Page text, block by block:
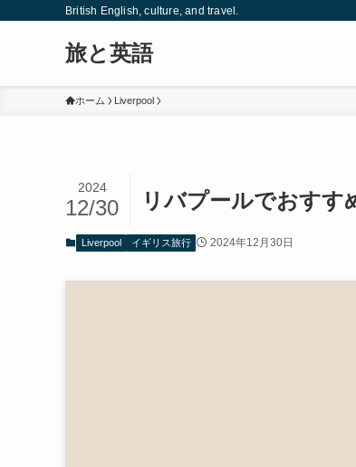
British English, culture, and travel.
旅と英語
ホーム Liverpool
リバプールでおす
2024
12/30
Liverpool イギリス旅行 2024年12月30日